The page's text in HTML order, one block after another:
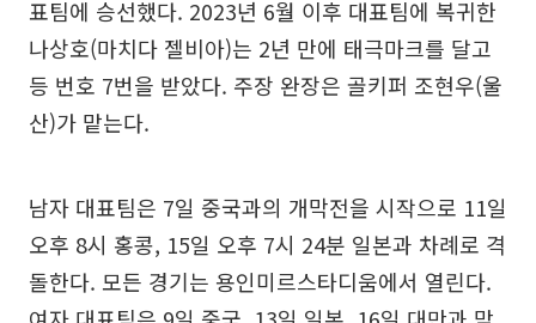
표팀에 승선했다. 2023년 6월 이후 대표팀에 복귀한
나상호(마치다 젤비아)는 2년 만에 태극마크를 달고
등 번호 7번을 받았다. 주장 완장은 골키퍼 조현우(울
산)가 맡는다.
남자 대표팀은 7일 중국과의 개막전을 시작으로 11일
오후 8시 홍콩, 15일 오후 7시 24분 일본과 차례로 격
돌한다. 모든 경기는 용인미르스타디움에서 열린다.